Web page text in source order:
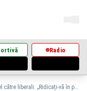
Radio
Crin Antonescu, apel către liberali: „Ridicați-vă în picioare și spuneți ceva până să vă dea afară Ciucu”